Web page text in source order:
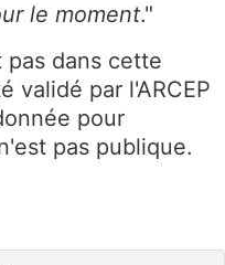
le moment."
dans cette
validé par l'ARCEP
pour
pas publique.